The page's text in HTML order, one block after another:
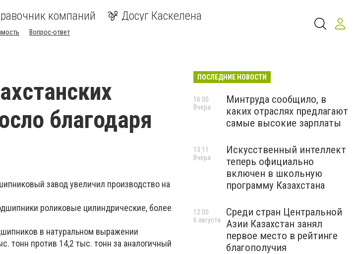
компаний Досуг Каскелена
Вопрос-ответ
благодаря
завод увеличил производство на
роликовые цилиндрические, более
в натуральном выражении
тонн против 14,2 тыс. тонн за аналогичный
ПОСЛЕДНИЕ НОВОСТИ
Минтруда сообщило, в
каких отраслях предлагают
самые высокие зарплаты
16:00
Вчера
Искусственный интеллект
теперь официально
включен в школьную
программу Казахстана
13:11
Вчера
Среди стран Центральной
Азии Казахстан занял
первое место в рейтинге
благополучия
12:00
6 августа